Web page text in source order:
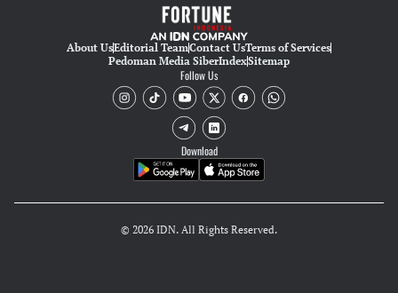
About UsEditorial TeamContact UsTerms of Services
Pedoman Media SiberIndexSitemap
Follow Us
Download
© 2026 IDN. All Rights Reserved.